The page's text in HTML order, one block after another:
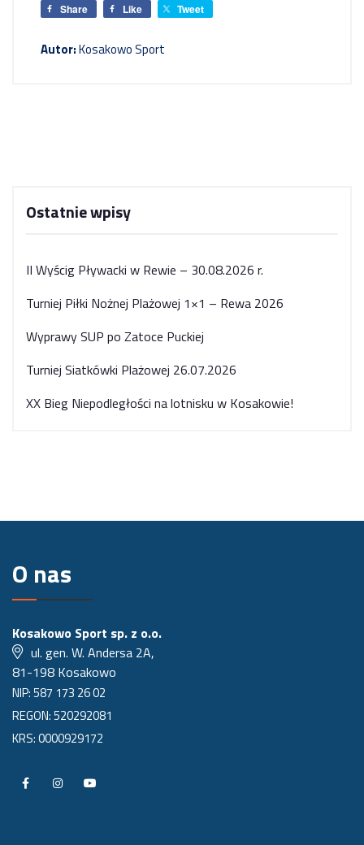
Share Like Tweet
Autor:Kosakowo Sport
Ostatnie wpisy
II Wyścig Pływacki w Rewie – 30.08.2026 r.
Turniej Piłki Nożnej Plażowej 1×1 – Rewa 2026
Wyprawy SUP po Zatoce Puckiej
Turniej Siatkówki Plażowej 26.07.2026
XX Bieg Niepodległości na lotnisku w Kosakowie!
O nas
Kosakowo Sport sp. z o.o.
ul. gen. W. Andersa 2A,
81-198 Kosakowo
NIP: 587 173 26 02
REGON: 520292081
KRS: 0000929172
P
P